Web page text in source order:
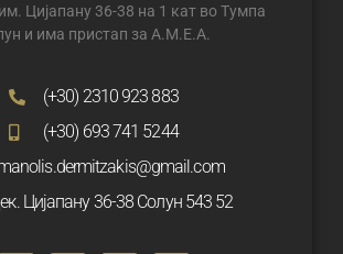
Цијапану 36-38 на 1 кат во Тумпа
и има пристап за А.М.Е.А.
(+30) 2310 923 883
(+30) 693 741 5244
Цијапану 36-38 Солун 543 52